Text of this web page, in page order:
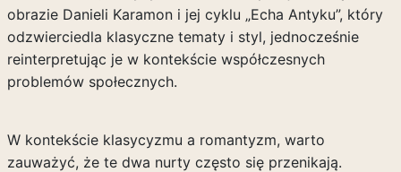
obrazie Danieli Karamon i jej cyklu „Echa Antyku”, który
odzwierciedla klasyczne tematy i styl, jednocześnie
reinterpretując je w kontekście współczesnych
problemów społecznych.
W kontekście klasycyzmu a romantyzm, warto
zauważyć, że te dwa nurty często się przenikają.